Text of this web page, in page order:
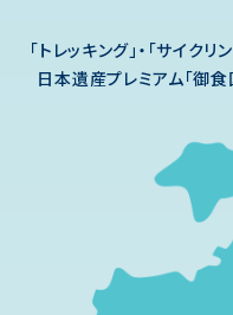
「トレッキング」・「サイクリ
日本遺産プレミアム「御